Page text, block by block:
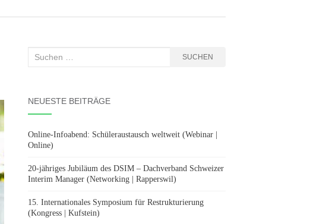
Suchen
SUCHEN
NEUESTE BEITRÄGE
Online-Infoabend: Schüleraustausch weltweit (Webinar |
Online)
20-jähriges Jubiläum des DSIM – Dachverband Schweizer
Interim Manager (Networking | Rapperswil)
15. Internationales Symposium für Restrukturierung
(Kongress | Kufstein)